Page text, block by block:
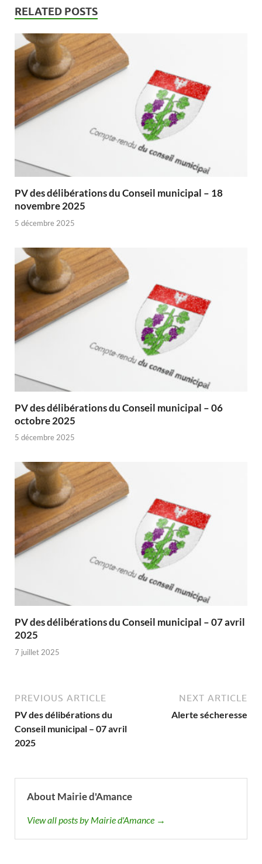
RELATED POSTS
PV des délibérations du Conseil municipal – 18
novembre 2025
5 décembre 2025
PV des délibérations du Conseil municipal – 06
octobre 2025
5 décembre 2025
PV des délibérations du Conseil municipal – 07 avril
2025
7 juillet 2025
PREVIOUS ARTICLE
PV des délibérations du
Conseil municipal – 07 avril
2025
NEXT ARTICLE
Alerte sécheresse
About Mairie d'Amance
View all posts by Mairie d'Amance →